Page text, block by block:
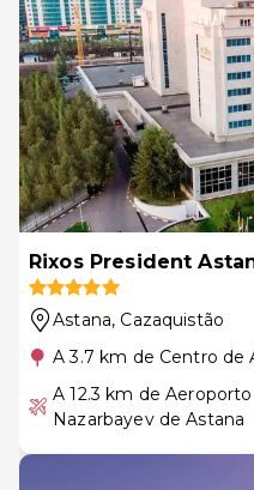
Rixos President
Astana, Cazaquistão
A 3.7 km de Centro de
A 12.3 km de
Nazarbayev de Astana